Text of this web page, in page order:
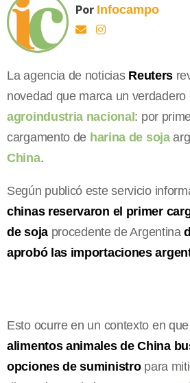
Por Infocampo
La agencia de noticias Reuters
novedad que marca un verdadero
agroindustria nacional: por
cargamento de harina de soja
China.
Según publicó este servicio
chinas reservaron el primer
de sojaprocedente de Argentina
aprobó las importaciones
Esto ocurre en un contexto en que
alimentos animales de China
opciones de suministropara